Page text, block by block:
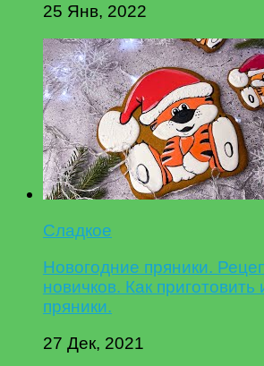
25 Янв, 2022
Сладкое
Новогодние пряники.
новичков. Как приготовить
пряники.
27 Дек, 2021